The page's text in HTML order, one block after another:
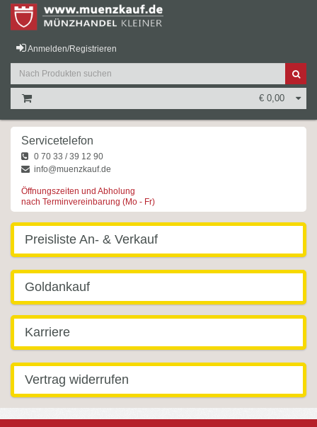
Anmelden/Registrieren
€ 0,00
Servicetelefon
0 70 33 / 39 12 90
info@muenzkauf.de
Öffnungszeiten und Abholung
nach Terminvereinbarung (Mo - Fr)
Preisliste An- & Verkauf
Goldankauf
Karriere
Vertrag widerrufen